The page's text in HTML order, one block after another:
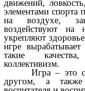
движений,
элементами спорта
на воздухе,
воздействуют
укрепляют
игре вырабатывает
такие
коллективизм.
Игра – это
другом, а